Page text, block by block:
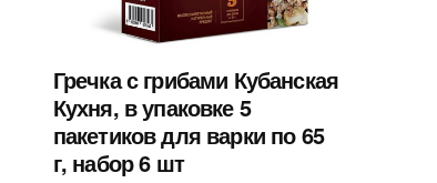
Гречка с грибами Кубанская
Кухня, в упаковке 5
пакетиков для варки по 65
г, набор 6 шт